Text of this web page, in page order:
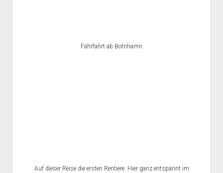
Fährfahrt ab Botnhamn
Auf dieser Reise die ersten Rentiere. Hier ganz entspannt im